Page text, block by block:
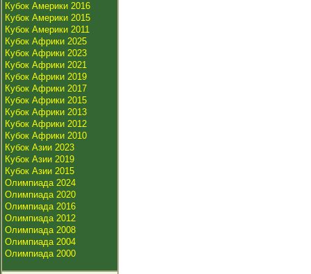
Кубок Америки 2016
Кубок Америки 2015
Кубок Америки 2011
Кубок Африки 2025
Кубок Африки 2023
Кубок Африки 2021
Кубок Африки 2019
Кубок Африки 2017
Кубок Африки 2015
Кубок Африки 2013
Кубок Африки 2012
Кубок Африки 2010
Кубок Азии 2023
Кубок Азии 2019
Кубок Азии 2015
Олимпиада 2024
Олимпиада 2020
Олимпиада 2016
Олимпиада 2012
Олимпиада 2008
Олимпиада 2004
Олимпиада 2000